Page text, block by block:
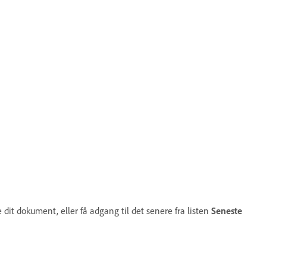
dokument, eller få adgang til det senere fra listen Seneste